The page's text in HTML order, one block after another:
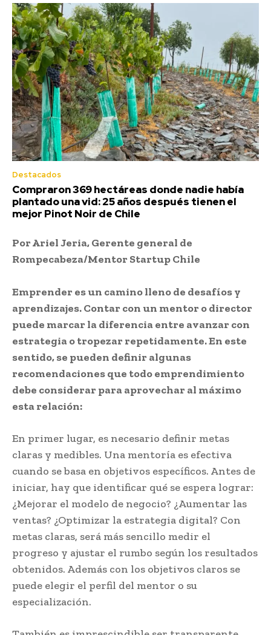
Destacados
Compraron 369 hectáreas donde nadie había
plantado una vid: 25 años después tienen el
mejor Pinot Noir de Chile
Por Ariel Jeria, Gerente general de
Rompecabeza/Mentor Startup Chile
Emprender es un camino lleno de desafíos y
aprendizajes. Contar con un mentor o director
puede marcar la diferencia entre avanzar con
estrategia o tropezar repetidamente. En este
sentido, se pueden definir algunas
recomendaciones que todo emprendimiento
debe considerar para aprovechar al máximo
esta relación:
En primer lugar, es necesario definir metas
claras y medibles. Una mentoría es efectiva
cuando se basa en objetivos específicos. Antes de
iniciar, hay que identificar qué se espera lograr:
¿Mejorar el modelo de negocio? ¿Aumentar las
ventas? ¿Optimizar la estrategia digital? Con
metas claras, será más sencillo medir el
progreso y ajustar el rumbo según los resultados
obtenidos. Además con los objetivos claros se
puede elegir el perfil del mentor o su
especialización.